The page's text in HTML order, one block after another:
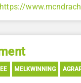
https://
MELKWINNING